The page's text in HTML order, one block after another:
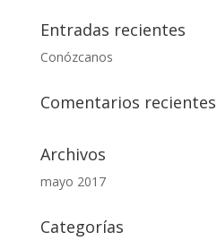
Entradas recientes
Conózcanos
Comentarios recientes
Archivos
mayo 2017
Categorías